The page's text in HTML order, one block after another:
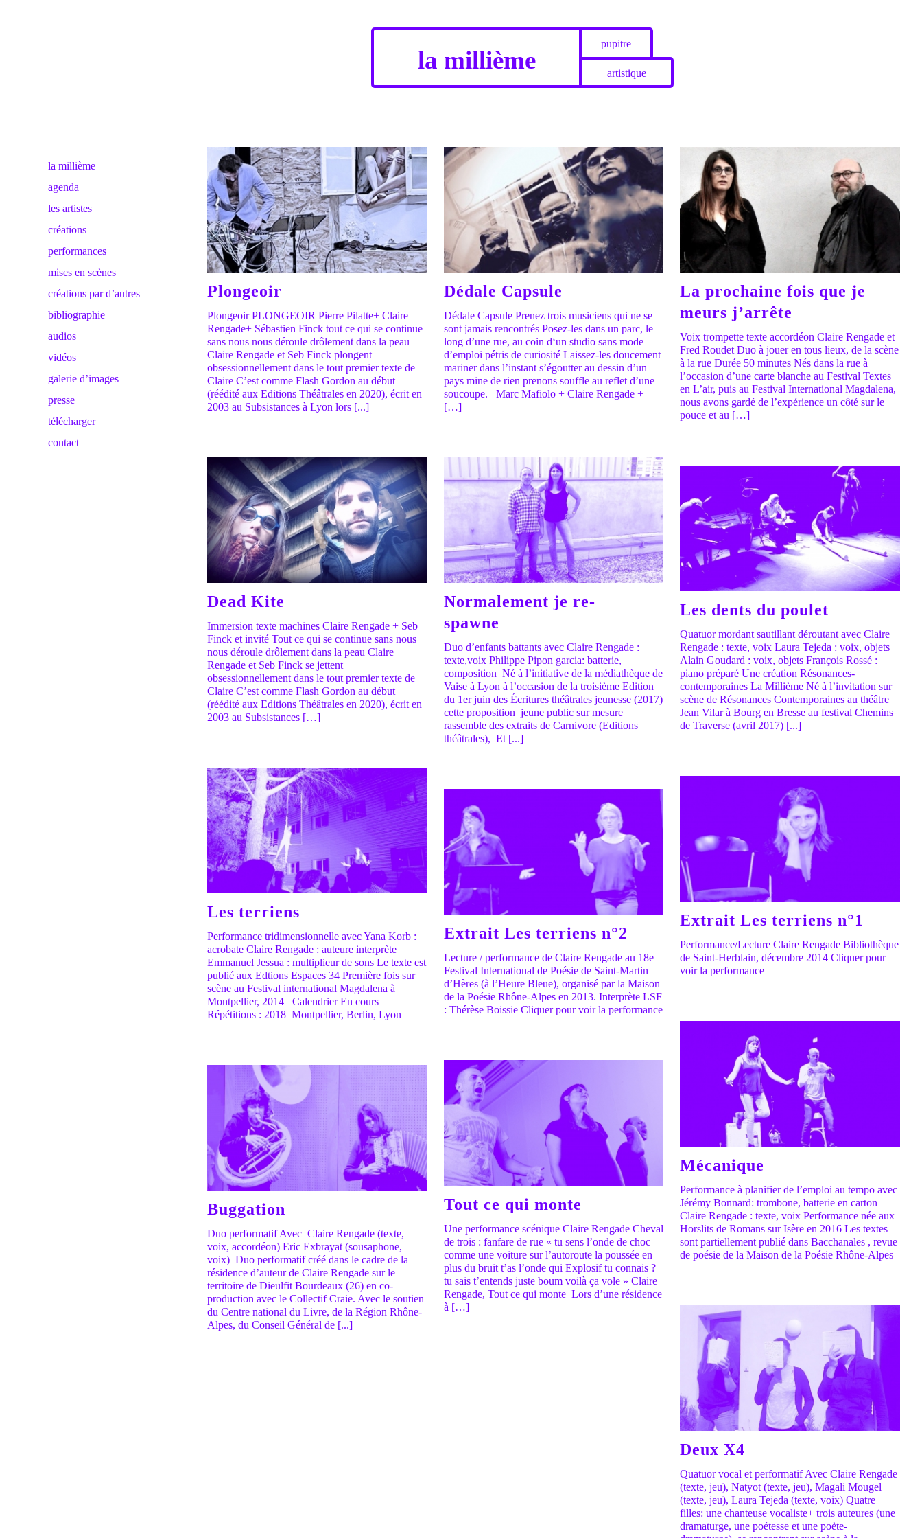
la millième
pupitre
artistique
la millième
agenda
les artistes
créations
performances
mises en scènes
créations par d’autres
bibliographie
audios
vidéos
galerie d’images
presse
télécharger
contact
Plongeoir
Plongeoir PLONGEOIR Pierre Pilatte+ Claire
Rengade+ Sébastien Finck tout ce qui se continue
sans nous nous déroule drôlement dans la peau
Claire Rengade et Seb Finck plongent
obsessionnellement dans le tout premier texte de
Claire C’est comme Flash Gordon au début
(réédité aux Editions Théâtrales en 2020), écrit en
2003 au Subsistances à Lyon lors [...]
Dédale Capsule
Dédale Capsule Prenez trois musiciens qui ne se
sont jamais rencontrés Posez-les dans un parc, le
long d’une rue, au coin d‘un studio sans mode
d’emploi pétris de curiosité Laissez-les doucement
mariner dans l’instant s’égoutter au dessin d’un
pays mine de rien prenons souffle au reflet d’une
soucoupe. Marc Mafiolo + Claire Rengade +
[…]
La prochaine fois que je
meurs j’arrête
Voix trompette texte accordéon Claire Rengade et
Fred Roudet Duo à jouer en tous lieux, de la scène
à la rue Durée 50 minutes Nés dans la rue à
l’occasion d’une carte blanche au Festival Textes
en L’air, puis au Festival International Magdalena,
nous avons gardé de l’expérience un côté sur le
pouce et au […]
Dead Kite
Immersion texte machines Claire Rengade + Seb
Finck et invité Tout ce qui se continue sans nous
nous déroule drôlement dans la peau Claire
Rengade et Seb Finck se jettent
obsessionnellement dans le tout premier texte de
Claire C’est comme Flash Gordon au début
(réédité aux Editions Théâtrales en 2020), écrit en
2003 au Subsistances […]
Normalement je re-
spawne
Duo d’enfants battants avec Claire Rengade :
texte,voix Philippe Pipon garcia: batterie,
composition Né à l’initiative de la médiathèque de
Vaise à Lyon à l’occasion de la troisième Edition
du 1er juin des Écritures théâtrales jeunesse (2017)
cette proposition jeune public sur mesure
rassemble des extraits de Carnivore (Editions
théâtrales), Et [...]
Les dents du poulet
Quatuor mordant sautillant déroutant avec Claire
Rengade : texte, voix Laura Tejeda : voix, objets
Alain Goudard : voix, objets François Rossé :
piano préparé Une création Résonances-
contemporaines La Millième Né à l’invitation sur
scène de Résonances Contemporaines au théâtre
Jean Vilar à Bourg en Bresse au festival Chemins
de Traverse (avril 2017) [...]
Les terriens
Performance tridimensionnelle avec Yana Korb :
acrobate Claire Rengade : auteure interprète
Emmanuel Jessua : multiplieur de sons Le texte est
publié aux Edtions Espaces 34 Première fois sur
scène au Festival international Magdalena à
Montpellier, 2014 Calendrier En cours
Répétitions : 2018 Montpellier, Berlin, Lyon
Extrait Les terriens n°1
Performance/Lecture Claire Rengade Bibliothèque
de Saint-Herblain, décembre 2014 Cliquer pour
voir la performance
Extrait Les terriens n°2
Lecture / performance de Claire Rengade au 18e
Festival International de Poésie de Saint-Martin
d’Hères (à l’Heure Bleue), organisé par la Maison
de la Poésie Rhône-Alpes en 2013. Interprète LSF
: Thérèse Boissie Cliquer pour voir la performance
Mécanique
Performance à planifier de l’emploi au tempo avec
Jérémy Bonnard: trombone, batterie en carton
Claire Rengade : texte, voix Performance née aux
Horslits de Romans sur Isère en 2016 Les textes
sont partiellement publié dans Bacchanales , revue
de poésie de la Maison de la Poésie Rhône-Alpes
Tout ce qui monte
Une performance scénique Claire Rengade Cheval
de trois : fanfare de rue « tu sens l’onde de choc
comme une voiture sur l’autoroute la poussée en
plus du bruit t’as l’onde qui Explosif tu connais ?
tu sais t’entends juste boum voilà ça vole » Claire
Rengade, Tout ce qui monte Lors d’une résidence
à […]
Buggation
Duo performatif Avec Claire Rengade (texte,
voix, accordéon) Eric Exbrayat (sousaphone,
voix) Duo performatif créé dans le cadre de la
résidence d’auteur de Claire Rengade sur le
territoire de Dieulfit Bourdeaux (26) en co-
production avec le Collectif Craie. Avec le soutien
du Centre national du Livre, de la Région Rhône-
Alpes, du Conseil Général de [...]
Deux X4
Quatuor vocal et performatif Avec Claire Rengade
(texte, jeu), Natyot (texte, jeu), Magali Mougel
(texte, jeu), Laura Tejeda (texte, voix) Quatre
filles: une chanteuse vocaliste+ trois auteures (une
dramaturge, une poétesse et une poète-